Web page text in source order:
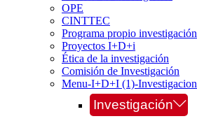
OPE
CINTTEC
Programa propio investigación
Proyectos I+D+i
Ética de la investigación
Comisión de Investigación
Menu-I+D+I (1)-Investigacion
Investigación